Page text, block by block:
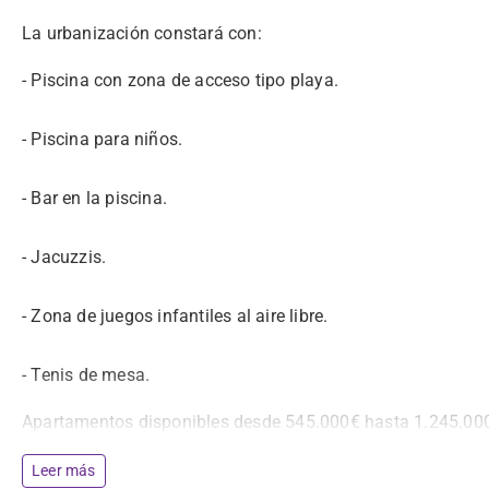
La urbanización constará con:
- Piscina con zona de acceso tipo playa.
- Piscina para niños.
- Bar en la piscina.
- Jacuzzis.
- Zona de juegos infantiles al aire libre.
- Tenis de mesa.
Apartamentos disponibles desde 545.000€ hasta
Leer más